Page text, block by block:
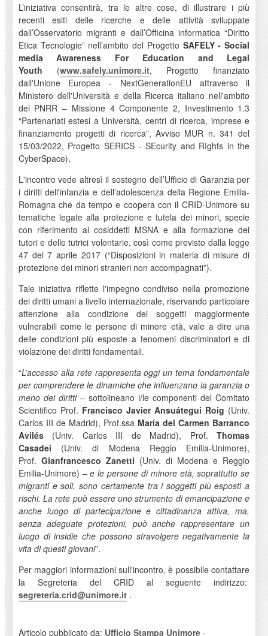
L’iniziativa consentirà, tra le altre cose, di illustrare i più
recenti esiti delle ricerche e delle attività sviluppate
dall’Osservatorio migranti e dall’Officina informatica “Diritto
Etica Tecnologie” nell’ambito del Progetto SAFELY - Social
media Awareness For Education and Legal
Youth (www.safely.unimore.it, Progetto finanziato
dall'Unione Europea - NextGenerationEU attraverso il
Ministero dell'Università e della Ricerca italiano nell'ambito
del PNRR – Missione 4 Componente 2, Investimento 1.3
“Partenariati estesi a Università, centri di ricerca, imprese e
finanziamento progetti di ricerca”, Avviso MUR n. 341 del
15/03/2022, Progetto SERICS - SEcurity and RIghts in the
CyberSpace).
L'incontro vede altresì il sostegno dell’Ufficio di Garanzia per
i diritti dell'infanzia e dell'adolescenza della Regione Emilia-
Romagna che da tempo e coopera con il CRID-Unimore su
tematiche legate alla protezione e tutela dei minori, specie
con riferimento ai cosiddetti MSNA e alla formazione dei
tutori e delle tutrici volontarie, così come previsto dalla legge
47 del 7 aprile 2017 (“Disposizioni in materia di misure di
protezione dei minori stranieri non accompagnati”).
Tale iniziativa riflette l'impegno condiviso nella promozione
dei diritti umani a livello internazionale, riservando particolare
attenzione alla condizione dei soggetti maggiormente
vulnerabili come le persone di minore età, vale a dire una
delle condizioni più esposte a fenomeni discriminatori e di
violazione dei diritti fondamentali.
“L’accesso alla rete rappresenta oggi un tema fondamentale
per comprendere le dinamiche che influenzano la garanzia o
meno dei diritti– sottolineano i/le componenti del Comitato
Scientifico Prof. Francisco Javier Ansuátegui Roig (Univ.
Carlos III de Madrid), Prof.ssa María del Carmen Barranco
Avilés(Univ. Carlos III de Madrid), Prof.Thomas
Casadei (Univ. di Modena Reggio Emilia-Unimore),
Prof. Gianfrancesco Zanetti (Univ. di Modena e Reggio
Emilia-Unimore) –e le persone di minore età, soprattutto se
migranti e soli, sono certamente tra i soggetti più esposti a
rischi. La rete può essere uno strumento di emancipazione e
anche luogo di partecipazione e cittadinanza attiva, ma,
senza adeguate protezioni, può anche rappresentare un
luogo di insidie che possono stravolgere negativamente la
vita di questi giovani”.
Per maggiori informazioni sull'incontro, è possibile contattare
la Segreteria del CRID al seguente indirizzo:
segreteria.crid@unimore.it .
Articolo pubblicato da: Ufficio Stampa Unimore-